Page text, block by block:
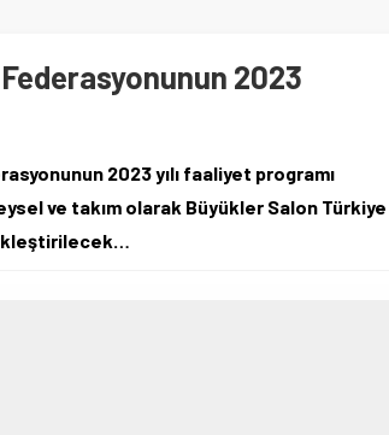
2023
2023 yılı faaliyet programı
ve takım olarak Büyükler Salon Türkiye